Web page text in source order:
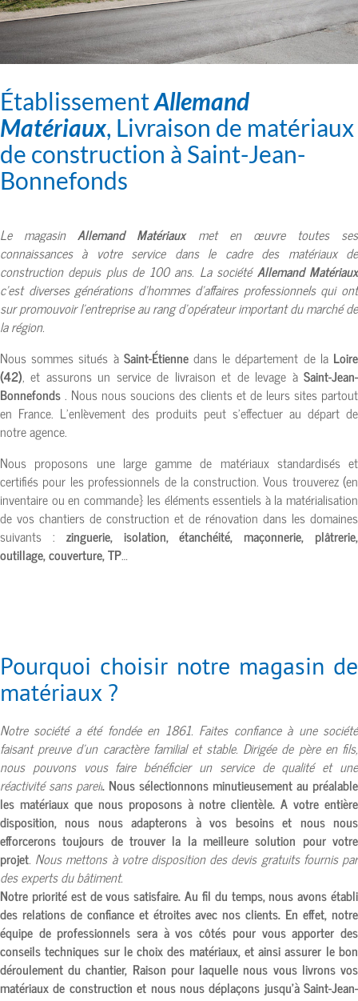
ÉtablissementAllemand
Matériaux, Livraison de matériaux
de construction à Saint-Jean-
Bonnefonds
Le magasinAllemand Matériauxmet en œuvre toutes ses
connaissances à votre service dans le cadre des matériaux de
construction depuis plus de 100 ans. La sociétéAllemand Matériaux
c’est diverses générations d’hommes d’affaires professionnels qui ont
sur promouvoir l’entreprise au rang d’opérateur important du marché de
la région.
Nous sommes situés à Saint-Étiennedans le département de la Loire
(42), et assurons un service de livraison et de levage à Saint-Jean-
Bonnefonds. Nous nous soucions des clients et de leurs sites partout
en France. L’enlèvement des produits peut s’effectuer au départ de
notre agence.
Nous proposons une large gamme de matériaux standardisés et
certifiés pour les professionnels de la construction. Vous trouverez (en
inventaire ou en commande} les éléments essentiels à la matérialisation
de vos chantiers de construction et de rénovation dans les domaines
suivants : zinguerie, isolation, étanchéité, maçonnerie, plâtrerie,
outillage, couverture, TP…
Pourquoi choisir notre magasin de
matériaux ?
Notre société a été fondée en 1861. Faites confiance à une société
faisant preuve d’un caractère familial et stable. Dirigée de père en fils,
nous pouvons vous faire bénéficier un service de qualité et une
réactivité sans pareil. Nous sélectionnons minutieusement au préalable
les matériaux que nous proposons à notre clientèle. A votre entière
disposition, nous nous adapterons à vos besoins et nous nous
efforcerons toujours de trouver la la meilleure solution pour votre
projet. Nous mettons à votre disposition des devis gratuits fournis par
des experts du bâtiment.
Notre priorité est de vous satisfaire. Au fil du temps, nous avons établi
des relations de confiance et étroites avec nos clients. En effet, notre
équipe de professionnels sera à vos côtés pour vous apporter des
conseils techniques sur le choix des matériaux, et ainsi assurer le bon
déroulement du chantier, Raison pour laquelle nous vous livrons vos
matériaux de construction et nous nous déplaçons jusqu’àSaint-Jean-